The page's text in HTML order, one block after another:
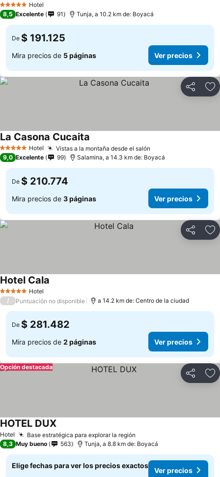
5 Estrellas Hotel
8,5 Excelente 91 Tunja, a 10.2 km de: Boyacá
De $ 191.125
Mira precios de 5 páginas Ver precios
Compartir
5 Estrellas Hotel Vistas a la montaña desde el salón
La Casona Cucaita
9,0 Excelente 99 Salamina, a 14.3 km de: Boyacá
De $ 210.774
Mira precios de 3 páginas Ver precios
Compartir
5 Estrellas Hotel
Hotel Cala
/ Puntuación no disponible a 14.2 km de: Centro de la ciudad
De $ 281.482
Mira precios de 2 páginas Ver precios
Compartir
Opción destacada
Hotel Base estratégica para explorar la región
HOTEL DUX
8,3 Muy bueno 563 Tunja, a 8.8 km de: Boyacá
Elige fechas para ver los precios exactos
Ver precios